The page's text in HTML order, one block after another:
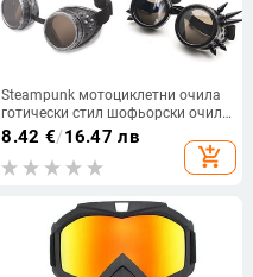
Steampunk мотоциклетни очила
готически стил шофьорски очила
защитни очила за косплей
Хелоуин заваряване пънк очила
8.42 €/16.47 лв
add_shopping_cart